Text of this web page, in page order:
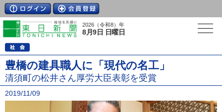
2026（令和8）年
8月9日 日曜日
豊橋の建具職人に「現代の名工」
清須町の松井さん厚労大臣表彰を受賞
2019/11/09